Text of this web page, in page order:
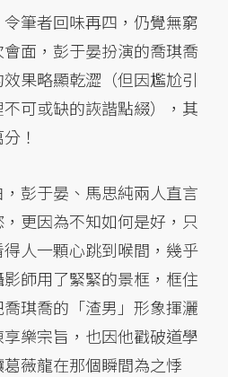
筆者回味再四，仍覺無窮
面，彭于晏扮演的喬琪喬
果略顯乾澀（但因尷尬引
可或缺的詼諧點綴），其
！
彭于晏、馬思純兩人直言
更因為不知如何是好，只
人一顆心跳到喉間，幾乎
師用了緊緊的景框，框住
琪喬的「渣男」形象揮灑
樂宗旨，也因他戳破道學
薇龍在那個瞬間為之悸